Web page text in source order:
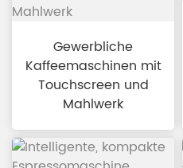
Gewerbliche
Kaffeemaschinen mit
Touchscreen und
Mahlwerk